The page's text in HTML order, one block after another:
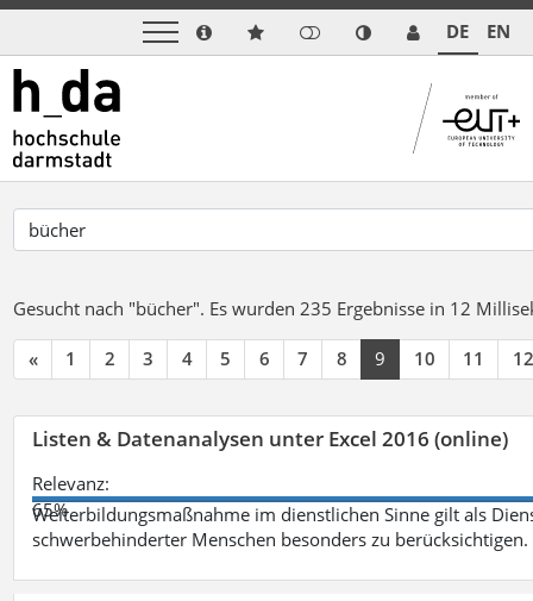
DE EN
Gesucht nach "bücher". Es wurden 235 Ergebnisse in 12
« 1 2 3 4 5 6 7 8 9 10 11 12
Listen & Datenanalysen unter Excel 2016 (online)
Relevanz:
65%
Weiterbildungsmaßnahme im dienstlichen Sinne gilt als
schwerbehinderter Menschen besonders zu berücksichtigen.